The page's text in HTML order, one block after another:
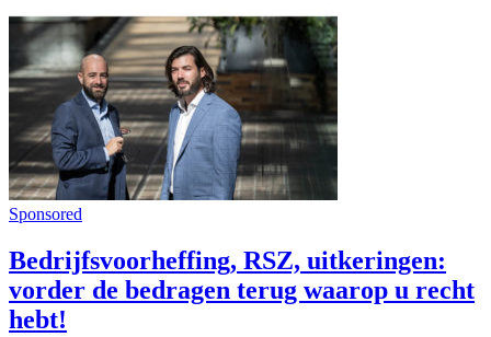
Sponsored
Bedrijfsvoorheffing, RSZ, uitkeringen:
vorder de bedragen terug waarop u recht
hebt!